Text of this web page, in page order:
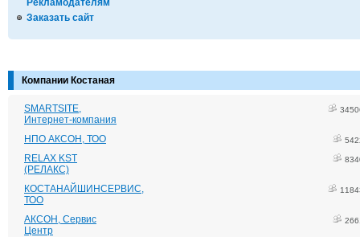
Рекламодателям
Заказать сайт
Компании Костаная
SMARTSITE,
Интернет-компания
НПО АКСОН, ТОО
RELAX KST
(РЕЛАКС)
КОСТАНАЙШИНСЕРВИС,
ТОО
АКСОН, Сервис
Центр